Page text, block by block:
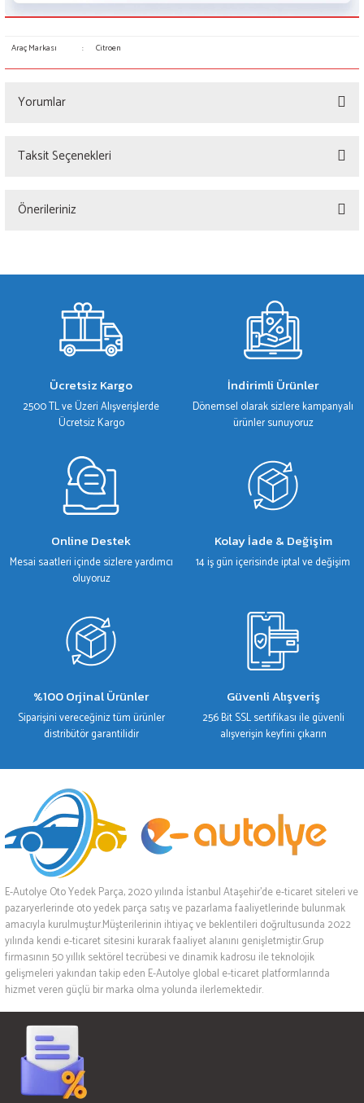
Araç Markası : Citroen
Yorumlar
Taksit Seçenekleri
Önerileriniz
gördüğünüz noktaları öneri formunu kullanarak tarafımıza iletebilirsiniz.
Ürün resmi kalitesiz, bozuk veya görüntülenemiyor.
Ürün açıklamasında eksik bilgiler bulunuyor.
Ürün fiyatı diğer sitelerden daha pahalı.
Bu ürüne benzer farklı alternatifler olmalı.
Ücretsiz Kargo
2500 TL ve Üzeri Alışverişlerde
Ücretsiz Kargo
İndirimli Ürünler
Dönemsel olarak sizlere kampanyalı
ürünler sunuyoruz
Online Destek
Mesai saatleri içinde sizlere yardımcı
oluyoruz
Kolay İade & Değişim
14 iş gün içerisinde iptal ve değişim
%100 Orjinal Ürünler
Siparişini vereceğiniz tüm ürünler
distribütör garantilidir
Güvenli Alışveriş
256 Bit SSL sertifikası ile güvenli
alışverişin keyfini çıkarın
E-Autolye Oto Yedek Parça, 2020 yılında İstanbul Ataşehir’de e-ticaret siteleri ve
pazaryerlerinde oto yedek parça satış ve pazarlama faaliyetlerinde bulunmak
amacıyla kurulmuştur.Müşterilerinin ihtiyaç ve beklentileri doğrultusunda 2022
yılında kendi e-ticaret sitesini kurarak faaliyet alanını genişletmiştir.Grup
firmasının 50 yıllık sektörel tecrübesi ve dinamik kadrosu ile teknolojik
gelişmeleri yakından takip eden E-Autolye global e-ticaret platformlarında
hizmet veren güçlü bir marka olma yolunda ilerlemektedir.